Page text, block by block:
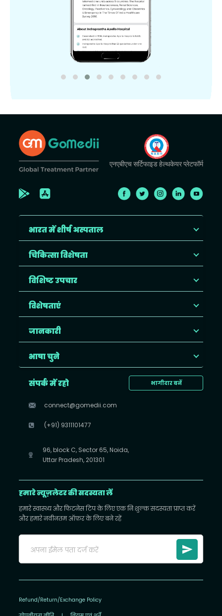
एनएबीएच सर्टिफाइड हेल्थकेयर प्लेटफॉर्म
भारत में शीर्ष अस्पताल
चिकित्सा विशेषता
विशिष्ट उपचार
विशेषताएं
जानकारी
भाषा चुने
भागीदार बनें
संपर्क में रहो
connect@gomedii.com
(+91) 9311101477
96, block C, Sector 65, Noida,
Uttar Pradesh, 201301
हमारे न्यूज़लेटर की सदस्यता लें
हमारे स्वास्थ्य और फिटनेस टिप के लिए एक निःशुल्क सदस्यता प्राप्त करें
और हमारे नवीनतम ऑफ़र के लिए बने रहें
Refund/Return/Exchange Policy